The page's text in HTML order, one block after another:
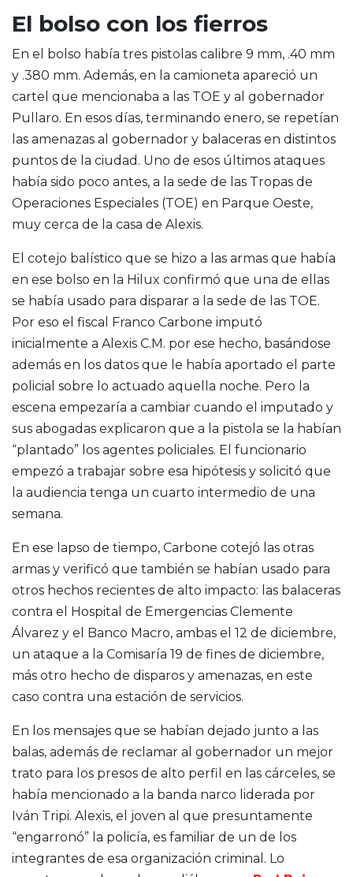
El bolso con los fierros
En el bolso había tres pistolas calibre 9 mm, .40 mm
y .380 mm. Además, en la camioneta apareció un
cartel que mencionaba a las TOE y al gobernador
Pullaro. En esos días, terminando enero, se repetían
las amenazas al gobernador y balaceras en distintos
puntos de la ciudad. Uno de esos últimos ataques
había sido poco antes, a la sede de las Tropas de
Operaciones Especiales (TOE) en Parque Oeste,
muy cerca de la casa de Alexis.
El cotejo balístico que se hizo a las armas que había
en ese bolso en la Hilux confirmó que una de ellas
se había usado para disparar a la sede de las TOE.
Por eso el fiscal Franco Carbone imputó
inicialmente a Alexis C.M. por ese hecho, basándose
además en los datos que le había aportado el parte
policial sobre lo actuado aquella noche. Pero la
escena empezaría a cambiar cuando el imputado y
sus abogadas explicaron que a la pistola se la habían
“plantado” los agentes policiales. El funcionario
empezó a trabajar sobre esa hipótesis y solicitó que
la audiencia tenga un cuarto intermedio de una
semana.
En ese lapso de tiempo, Carbone cotejó las otras
armas y verificó que también se habían usado para
otros hechos recientes de alto impacto: las balaceras
contra el Hospital de Emergencias Clemente
Álvarez y el Banco Macro, ambas el 12 de diciembre,
un ataque a la Comisaría 19 de fines de diciembre,
más otro hecho de disparos y amenazas, en este
caso contra una estación de servicios.
En los mensajes que se habían dejado junto a las
balas, además de reclamar al gobernador un mejor
trato para los presos de alto perfil en las cárceles, se
había mencionado a la banda narco liderada por
Iván Tripi. Alexis, el joven al que presuntamente
“engarronó” la policía, es familiar de un de los
integrantes de esa organización criminal. Lo